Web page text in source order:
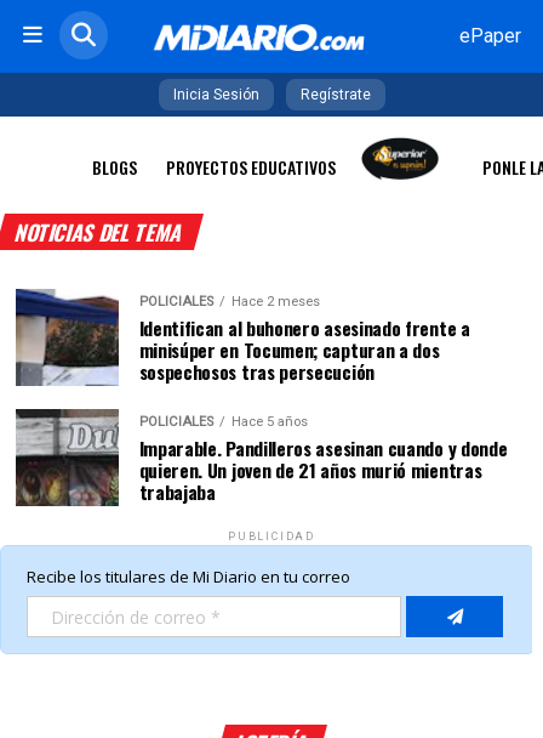
ePaper
Inicia Sesión Regístrate
BLOGS PROYECTOS EDUCATIVOS PONLE
NOTICIAS DEL TEMA
POLICIALES Hace 2 meses
Identifican al buhonero asesinado frente a
minisúper en Tocumen; capturan a dos
sospechosos tras persecución
POLICIALES Hace 5 años
Imparable. Pandilleros asesinan cuando y donde
quieren. Un joven de 21 años murió mientras
trabajaba
PUBLICIDAD